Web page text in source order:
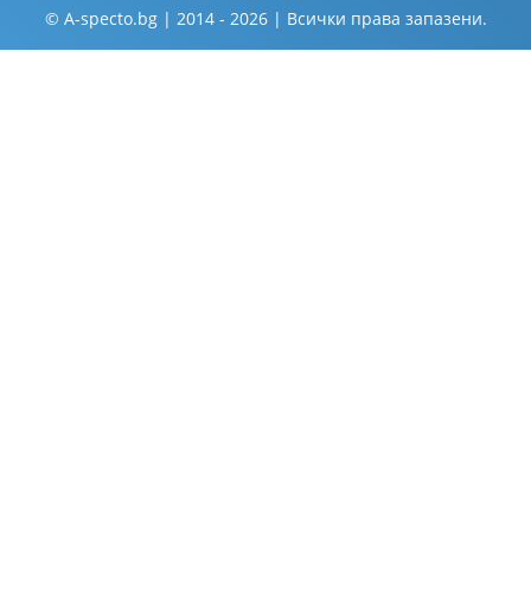
© A-specto.bg | 2014 - 2026 | Всички права запазени.